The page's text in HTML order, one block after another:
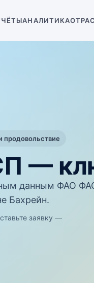
АНАЛИТИКА
продовольствие
—
данным ФАО
Бахрейн.
заявку —